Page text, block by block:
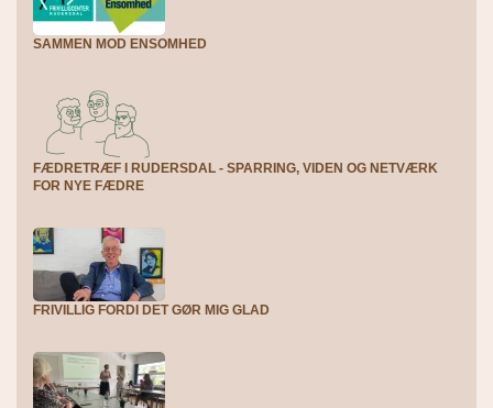
SAMMEN MOD ENSOMHED
FÆDRETRÆF I RUDERSDAL - SPARRING, VIDEN OG NETVÆRK
FOR NYE FÆDRE
FRIVILLIG FORDI DET GØR MIG GLAD